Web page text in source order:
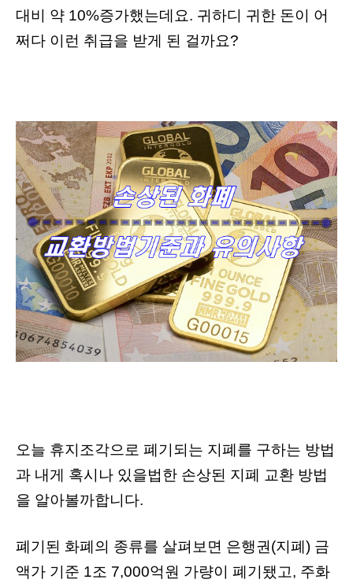
대비 약 10%증가했는데요. 귀하디 귀한 돈이 어
쩌다 이런 취급을 받게 된 걸까요?
오늘 휴지조각으로 폐기되는 지폐를 구하는 방법
과 내게 혹시나 있을법한 손상된 지폐 교환 방법
을 알아볼까합니다.
폐기된 화폐의 종류를 살펴보면 은행권(지폐) 금
액가 기준 1조 7,000억원 가량이 폐기됐고, 주화